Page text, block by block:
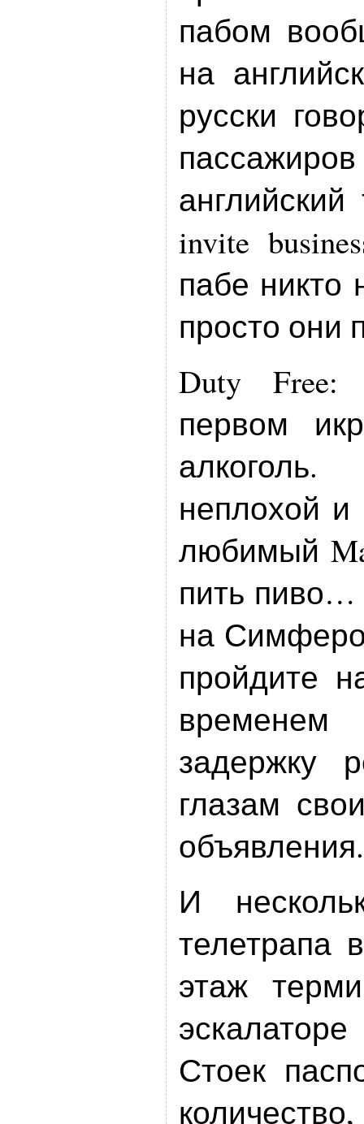
пабом
на
русски
invite
пабе
просто они
Duty
первом
неплохой и
любимый
пить пиво…
на
пройдите
задержку
глазам
объявления.
И
телетрапа
этаж
Стоек